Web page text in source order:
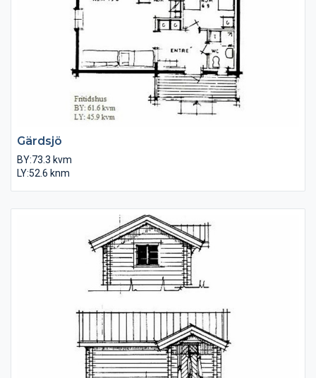
standardtyper enligt önskemål.
Gärdsjö
BY:73.3 kvm
LY:52.6 knm